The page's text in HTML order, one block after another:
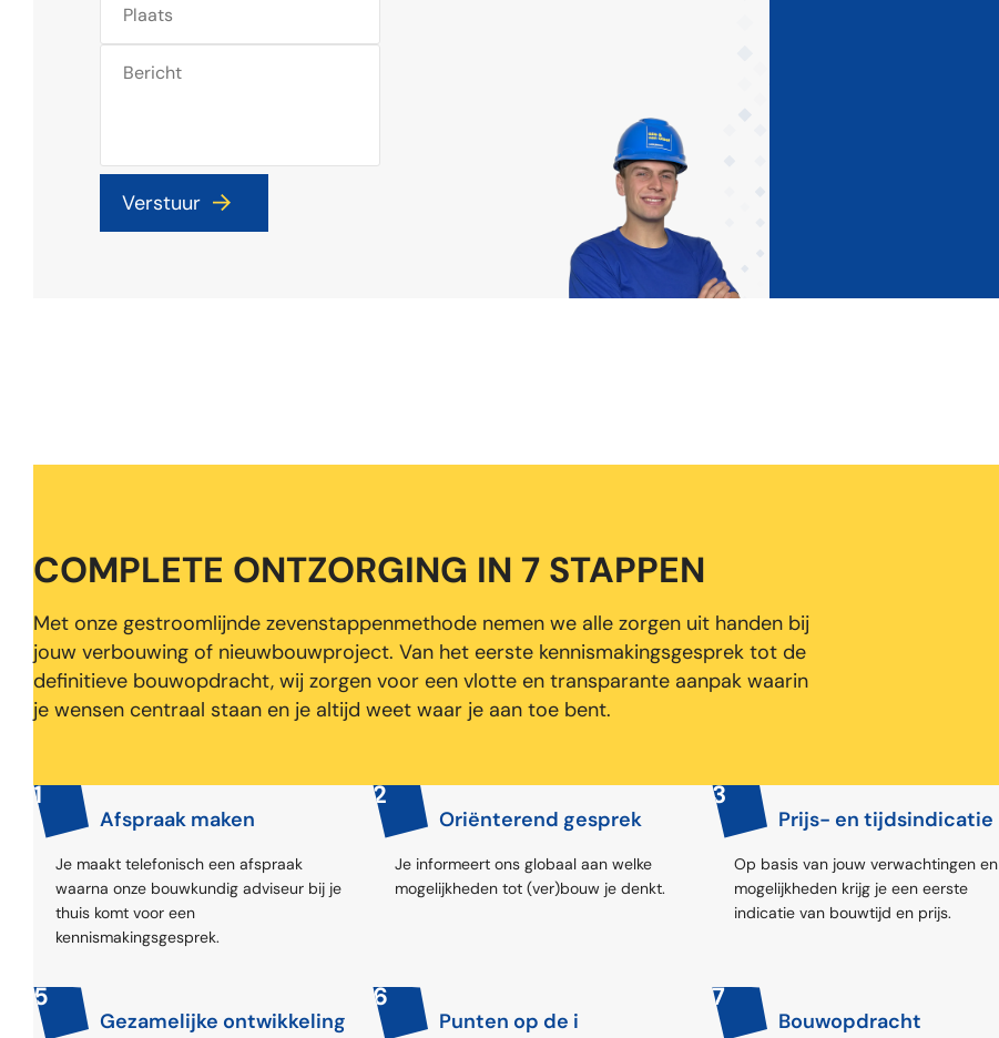
COMPLETE ONTZORGING IN 7 STAPPEN
Met onze gestroomlijnde zevenstappenmethode nemen we alle zorgen uit handen bij
jouw verbouwing of nieuwbouwproject. Van het eerste kennismakingsgesprek tot de
definitieve bouwopdracht, wij zorgen voor een vlotte en transparante aanpak waarin
je wensen centraal staan en je altijd weet waar je aan toe bent.
1
Afspraak maken
Je maakt telefonisch een afspraak
waarna onze bouwkundig adviseur bij je
thuis komt voor een
kennismakingsgesprek.
2
Oriënterend gesprek
Je informeert ons globaal aan welke
mogelijkheden tot (ver)bouw je denkt.
3
Prijs- en tijdsindicatie
Op basis van jouw verwachtingen en
mogelijkheden krijg je een eerste
indicatie van bouwtijd en prijs.
5
Gezamelijke ontwikkeling
6
Punten op de i
7
Bouwopdracht